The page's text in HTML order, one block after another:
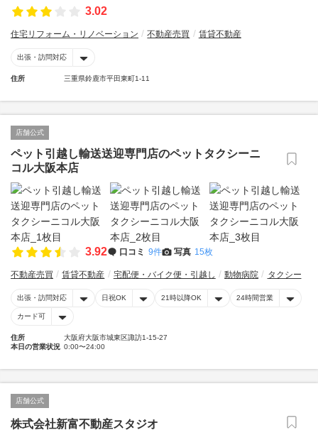
3.02
住宅リフォーム・リノベーション 不動産売買 賃貸不動産
出張・訪問対応
住所 三重県鈴鹿市平田東町1-11
店舗公式
ペット引越し輸送送迎専門店のペットタクシーニ
コル大阪本店
3.92 口コミ 9件 写真 15枚
不動産売買 賃貸不動産 宅配便・バイク便・引越し 動物病院 タクシー
出張・訪問対応 日祝OK 21時以降OK 24時間営業
カード可
住所
大阪府大阪市城東区諏訪1-15-27
本日の営業状況 0:00〜24:00
店舗公式
株式会社新富不動産スタジオ